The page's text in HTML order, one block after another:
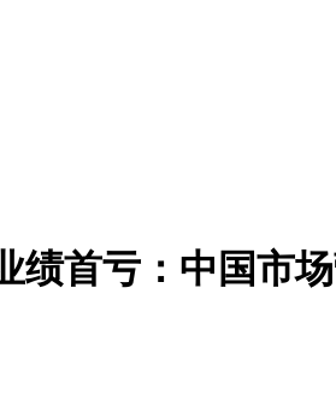
绩首亏：中国市